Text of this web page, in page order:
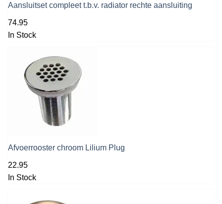
Aansluitset compleet t.b.v. radiator rechte aansluiting
74.95
In Stock
Afvoerrooster chroom Lilium Plug
22.95
In Stock